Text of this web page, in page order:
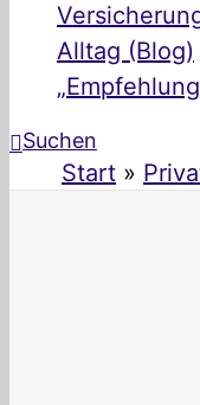
Alltag (Blog)
Suchen
Start